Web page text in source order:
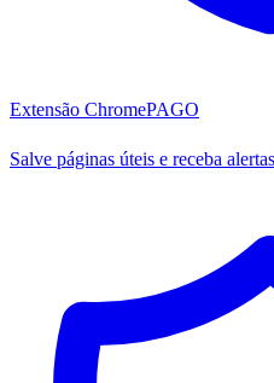
Extensão ChromePAGO
Salve páginas úteis e receba